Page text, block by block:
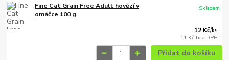
Fine Cat Grain Free Adult hovězí v
omáčce 100 g
12 Kč/ks
11 Kč bez DPH
Skladem
Přidat do košíku